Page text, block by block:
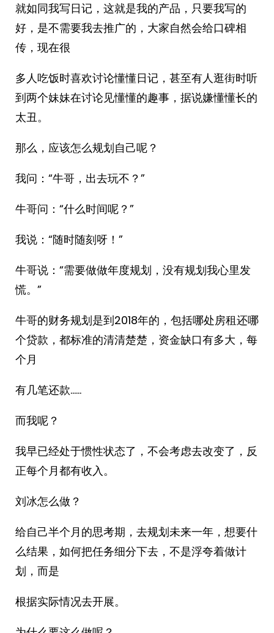
就如同我写日记，这就是我的产品，只要我写的
好，是不需要我去推广的，大家自然会给口碑相
传，现在很
多人吃饭时喜欢讨论懂懂日记，甚至有人逛街时听
到两个妹妹在讨论见懂懂的趣事，据说嫌懂懂长的
太丑。
那么，应该怎么规划自己呢？
我问：“牛哥，出去玩不？”
牛哥问：“什么时间呢？”
我说：“随时随刻呀！”
牛哥说：“需要做做年度规划，没有规划我心里发
慌。”
牛哥的财务规划是到2018年的，包括哪处房租还哪
个贷款，都标准的清清楚楚，资金缺口有多大，每
个月
有几笔还款……
而我呢？
我早已经处于惯性状态了，不会考虑去改变了，反
正每个月都有收入。
刘冰怎么做？
给自己半个月的思考期，去规划未来一年，想要什
么结果，如何把任务细分下去，不是浮夸着做计
划，而是
根据实际情况去开展。